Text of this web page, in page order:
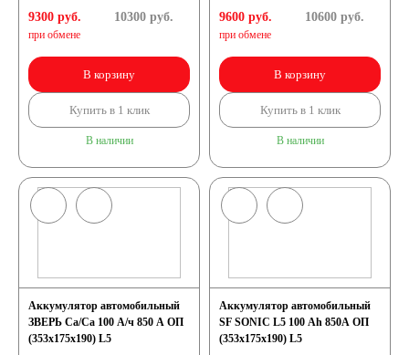
9300 руб.
при обмене
10300руб.
В корзину
Купить в 1 клик
В наличии
9600 руб.
при обмене
10600руб.
В корзину
Купить в 1 клик
В наличии
Аккумулятор автомобильный
ЗВЕРЬ Са/Са 100 А/ч 850 A ОП
(353x175x190) L5
Аккумулятор автомобильный
SF SONIC L5 100 Ah 850A ОП
(353x175x190) L5